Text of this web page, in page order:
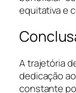
equitativa e
A trajetória
dedicação
constante